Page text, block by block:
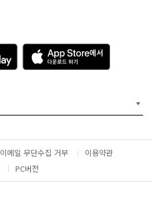
A
p
p
e
서
다
운
드
이메일 무단수집 거부
이용약관
PC버전